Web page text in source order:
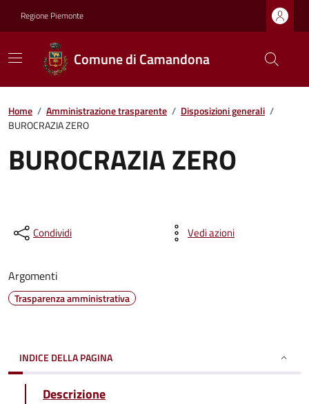
Regione Piemonte
Comune di Camandona
Home / Amministrazione trasparente / Disposizioni generali /
BUROCRAZIA ZERO
BUROCRAZIA ZERO
Condividi Vedi azioni
Argomenti
Trasparenza amministrativa
INDICE DELLA PAGINA
Descrizione